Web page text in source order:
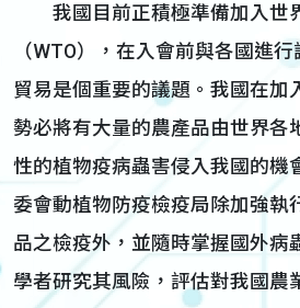
我國目前正積極準備加入世
（WTO），在入會前與各國進
貿易是個重要的議題。我國在加
勢必將有大量的農產品由世界各
性的植物疫病蟲害侵入我國的機
委會動植物防疫檢疫局除加強執
品之檢疫外，並隨時掌握國外病
學者研究其風險，評估對我國農